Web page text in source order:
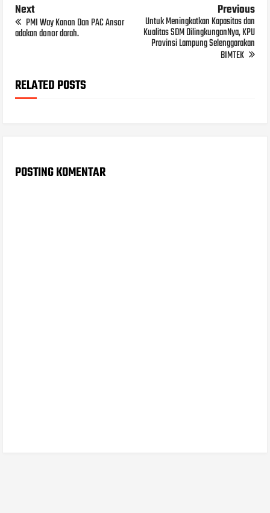
Next
PMI Way Kanan Dan PAC Ansor
adakan donor darah.
Previous
Untuk Meningkatkan Kapasitas dan
Kualitas SDM DilingkunganNya, KPU
Provinsi Lampung Selenggarakan
BIMTEK
RELATED POSTS
POSTING KOMENTAR